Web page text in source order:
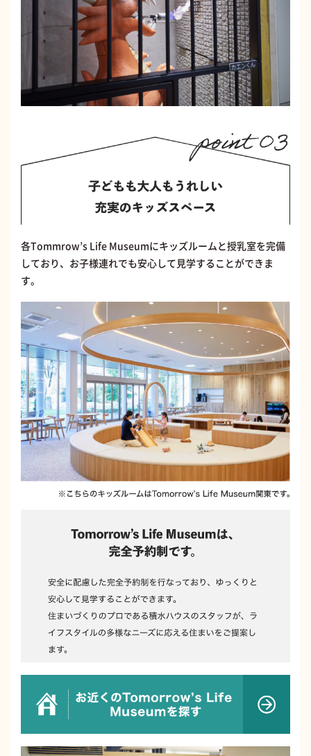
各Tommrow’s Life Museumにキッズルームと授乳室を完備
しており、お子様連れでも安心して見学することができま
す。